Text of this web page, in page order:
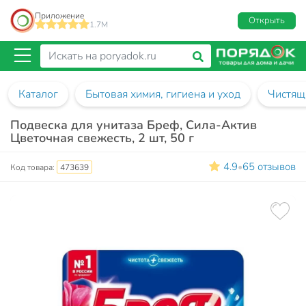
Приложение
1.7M
Открыть
Каталог Бытовая химия, гигиена и уход
Подвеска для унитаза Бреф, Сила-Актив
Цветочная свежесть, 2 шт, 50 г
Код товара: 473639 4.9•65 отзывов